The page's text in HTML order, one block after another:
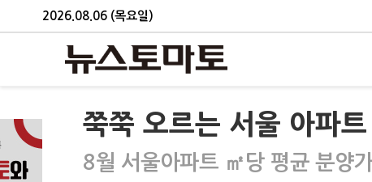
2026.08.06 (목요일)
쭉쭉 오르는 서울 아파
8월 서울아파트 ㎡당 평균 분양